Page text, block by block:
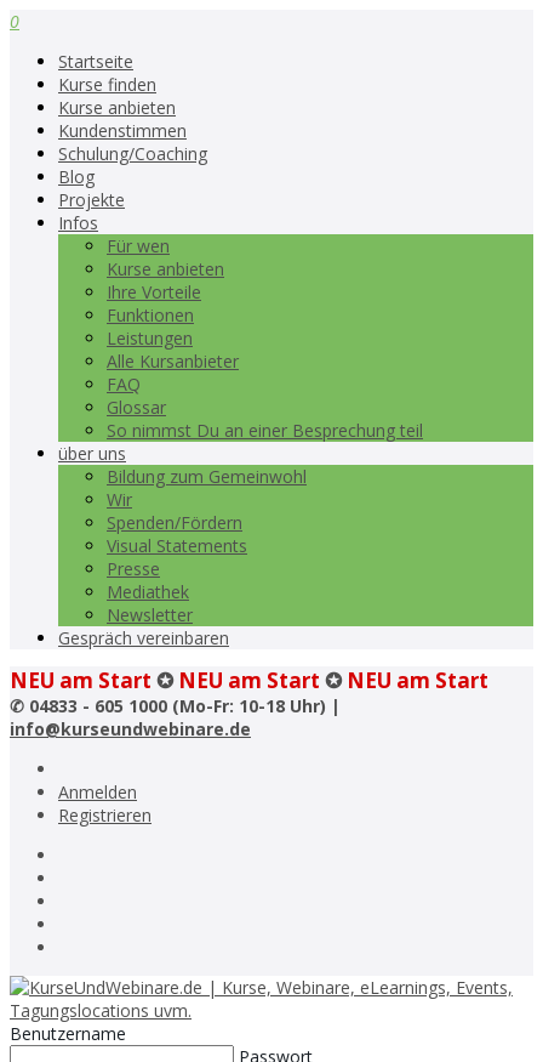
0
Startseite
Kurse finden
Kurse anbieten
Kundenstimmen
Schulung/Coaching
Blog
Projekte
Infos
Für wen
Kurse anbieten
Ihre Vorteile
Funktionen
Leistungen
Alle Kursanbieter
FAQ
Glossar
So nimmst Du an einer Besprechung teil
über uns
Bildung zum Gemeinwohl
Wir
Spenden/Fördern
Visual Statements
Presse
Mediathek
Newsletter
Gespräch vereinbaren
NEU am Start ✪ NEU am Start ✪ NEU am Start
✆ 04833 - 605 1000 (Mo-Fr: 10-18 Uhr) |
info@kurseundwebinare.de
Anmelden
Registrieren
Benutzername
Passwort